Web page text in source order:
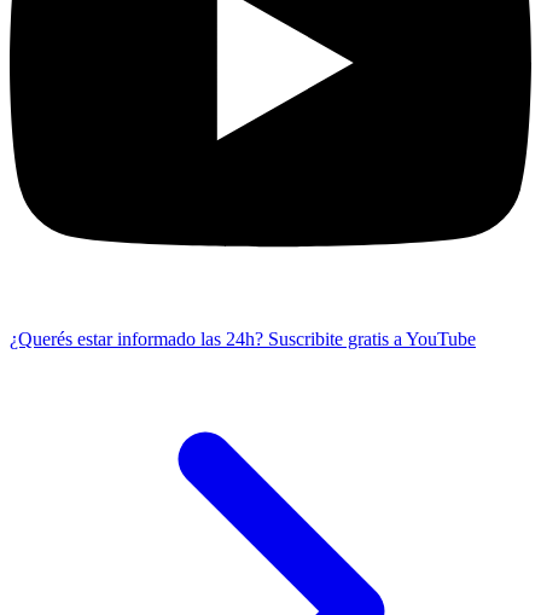
¿Querés estar informado las 24h? Suscribite gratis a YouTube